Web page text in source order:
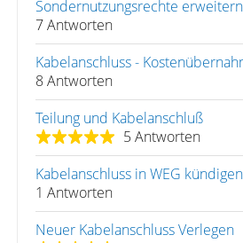
Sondernutzungsrechte
7 Antworten
Kabelanschluss -
8 Antworten
Teilung und Kabelanschluß
5 Antworten
Kabelanschluss in WEG kündigen
1 Antworten
Neuer Kabelanschluss Verlegen